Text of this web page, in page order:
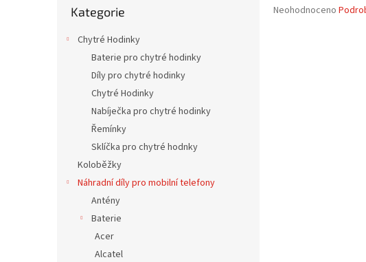
kategorie
Kategorie
Chytré Hodinky
Baterie pro chytré hodinky
Díly pro chytré hodinky
Chytré Hodinky
Nabíječka pro chytré hodinky
Řemínky
Sklíčka pro chytré hodnky
Koloběžky
Náhradní díly pro mobilní telefony
Antény
Baterie
Acer
Alcatel
Průměrné
Neohodnoceno